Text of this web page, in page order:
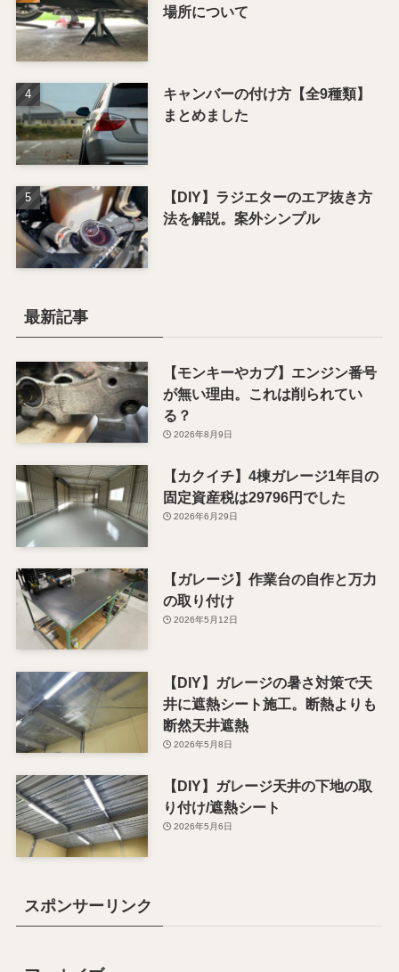
場所について
キャンバーの付け方【全9種類】
まとめました
【DIY】ラジエターのエア抜き方
法を解説。案外シンプル
最新記事
【モンキーやカブ】エンジン番号
が無い理由。これは削られてい
る？
2026年8月9日
【カクイチ】4棟ガレージ1年目の
固定資産税は29796円でした
2026年6月29日
【ガレージ】作業台の自作と万力
の取り付け
2026年5月12日
【DIY】ガレージの暑さ対策で天
井に遮熱シート施工。断熱よりも
断然天井遮熱
2026年5月8日
【DIY】ガレージ天井の下地の取
り付け/遮熱シート
2026年5月6日
スポンサーリンク